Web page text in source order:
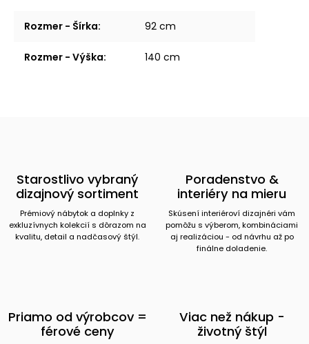
Rozmer - Šírka: 92 cm
Rozmer - Výška: 140 cm
Starostlivo vybraný
dizajnový sortiment
Prémiový nábytok a doplnky z
exkluzívnych kolekcií s dôrazom na
kvalitu, detail a nadčasový štýl.
Poradenstvo &
interiéry na mieru
Skúsení interiéroví dizajnéri vám
pomôžu s výberom, kombináciami
aj realizáciou - od návrhu až po
finálne doladenie.
Priamo od výrobcov =
férové ceny
Viac než nákup -
životný štýl